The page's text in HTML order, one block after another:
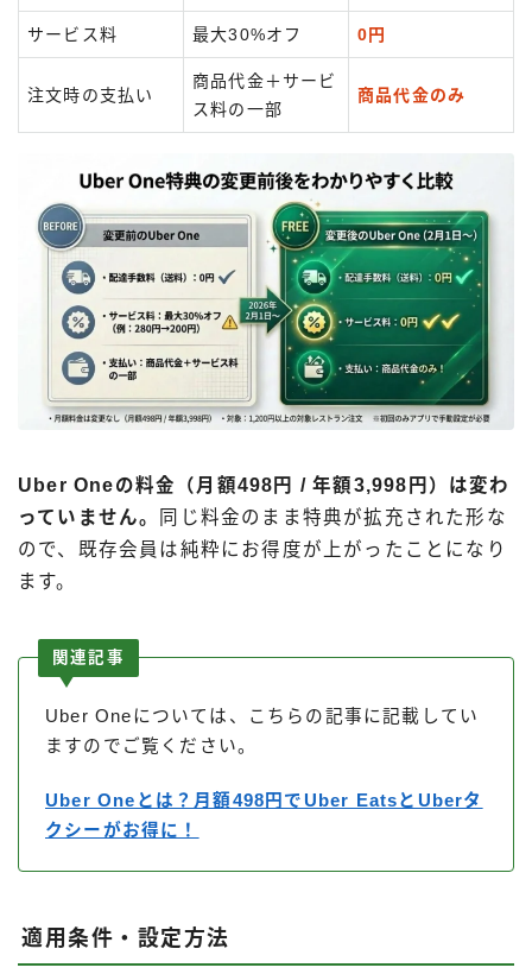
サービス料 最大30%オフ 0円
注文時の支払い
商品代金＋サービ
ス料の一部
商品代金のみ
Uber Oneの料金（月額498円 / 年額3,998円）は変わ
っていません。
同じ料金のまま特典が拡充された形な
ので、既存会員は純粋にお得度が上がったことになり
ます。
関連記事
Uber Oneについては、こちらの記事に記載してい
ますのでご覧ください。
Uber Oneとは？月額498円でUber EatsとUberタ
クシーがお得に！
適用条件・設定方法